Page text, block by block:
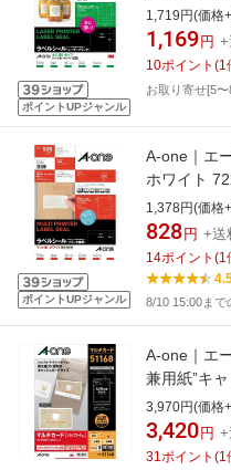
ポイントUPジャンル
シート /12
1,719円(価格
1,169 円 +
10ポイント (1
お取り寄せ[5
ポイントUPジャンル
A-one｜エ
ホワイト
1,378円(価格
828 円 +送
14ポイント (1
8/10 15:00まで
A-one｜エ
兼用紙”キ
×100シート
3,970円(価格
3,420 円 +
31ポイント (1